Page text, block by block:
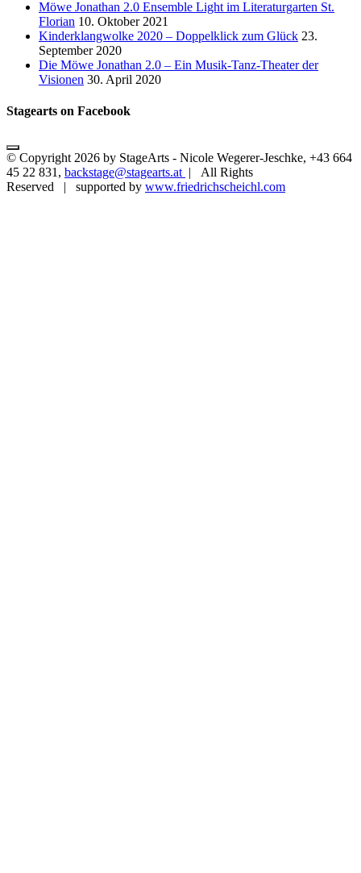
Möwe Jonathan 2.0 Ensemble Light im Literaturgarten St.
Florian 10. Oktober 2021
Kinderklangwolke 2020 – Doppelklick zum Glück 23.
September 2020
Die Möwe Jonathan 2.0 – Ein Musik-Tanz-Theater der
Visionen 30. April 2020
Stagearts on Facebook
© Copyright 2026 by StageArts - Nicole Wegerer-Jeschke, +43 664
45 22 831, backstage@stagearts.at | All Rights
Reserved | supported by www.friedrichscheichl.com